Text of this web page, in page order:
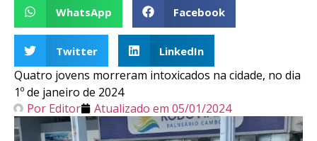
WhatsApp Facebook
Twitter LinkedIn
Quatro jovens morreram intoxicados na cidade, no dia
1º de janeiro de 2024
Por Editor Atualizado em 05/01/2024